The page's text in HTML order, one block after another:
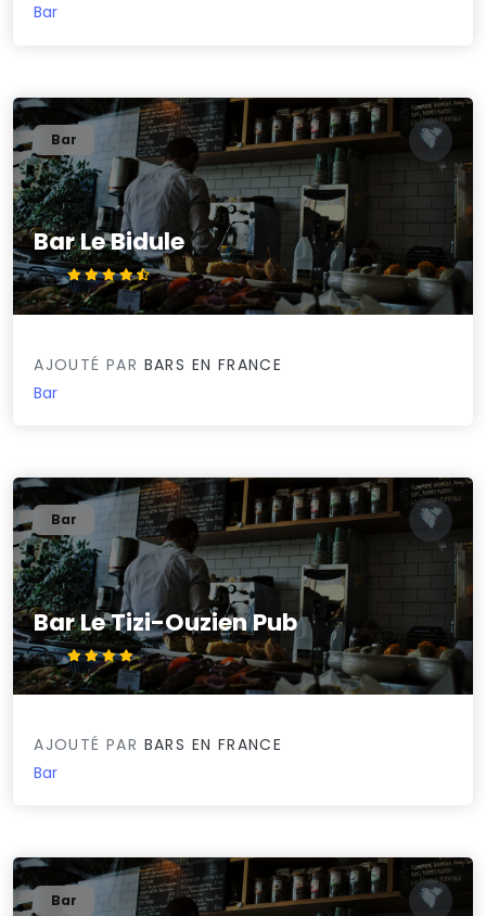
Bar
Bar Le Bidule
4.5/5
Bar
AJOUTÉ PAR BARS EN FRANCE
Bar
Bar Le Tizi-Ouzien Pub
4.3/5
Bar
AJOUTÉ PAR BARS EN FRANCE
Bar
Bar